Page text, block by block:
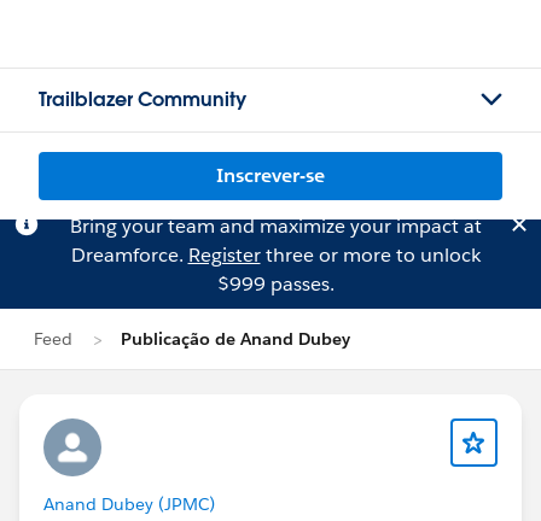
Trailblazer Community
Inscrever-se
Bring your team and maximize your impact at
Dreamforce. Registerthree or more to unlock
$999 passes.
Feed Publicação de Anand Dubey
Anand Dubey (JPMC)